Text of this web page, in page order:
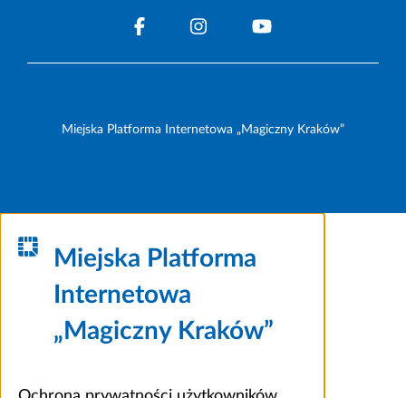
Miejska Platforma Internetowa „Magiczny Kraków”
Miejska Platforma
Internetowa
„Magiczny Kraków”